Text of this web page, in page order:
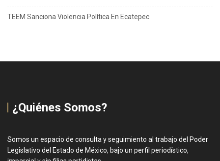
TEEM Sanciona Violencia Política En Ecatepec
¿Quiénes Somos?
Somos un espacio de consulta y seguimiento al trabajo del Poder
Legislativo del Estado de México, bajo un perfil periodístico,